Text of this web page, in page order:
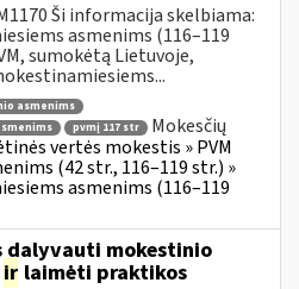
Ši informacija skelbiama:
asmenims (116–119
sumokėtą Lietuvoje,
asmenims
pvmį 117 str
Mokesčių
vertės mokestis » PVM
(42 str., 116–119 str.) »
asmenims (116–119
dalyvauti mokestinio
ir laimėti praktikos